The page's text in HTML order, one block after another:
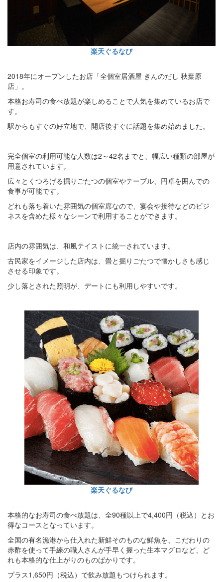
楽天ぐるなび
2018年にオープンしたお店「全個室居酒屋 きんのだし 秋葉原
店」。
本格お寿司の食べ放題が楽しめることで人気を集めているお店で
す。
駅からもすぐの好立地で、開店後すぐに話題を集め始めました。
完全個室の利用可能な人数は2～42名までと、幅広い種類の部屋が
用意されています。
広々とくつろげる掘りごたつの個室やテーブル、円卓を囲んでの
食事が可能です。
どれも落ち着いた雰囲気の個室席なので、宴会や接待などのビジ
ネスを含めた様々なシーンで利用することができます。
店内の雰囲気は、和風テイストに統一されています。
古民家をイメージした店内は、畳と掘りごたつで懐かしさも感じ
させる印象です。
少し落とされた照明が、デートにも利用しやすいです。
楽天ぐるなび
本格的なお寿司の食べ放題は、全90種以上で4,400円（税込）とお
得なコースとなっています。
全国の有名漁港から仕入れた新鮮そのものな鮮魚を、こだわりの
赤酢を使って手練の職人さんが手早く握った生本マグロなど、ど
れも本格的な仕上がりのものばかりです。
プラス1,650円（税込）で飲み放題もつけられます。